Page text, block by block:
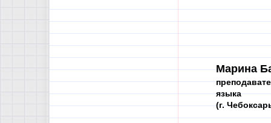
Марина
языка
(г.